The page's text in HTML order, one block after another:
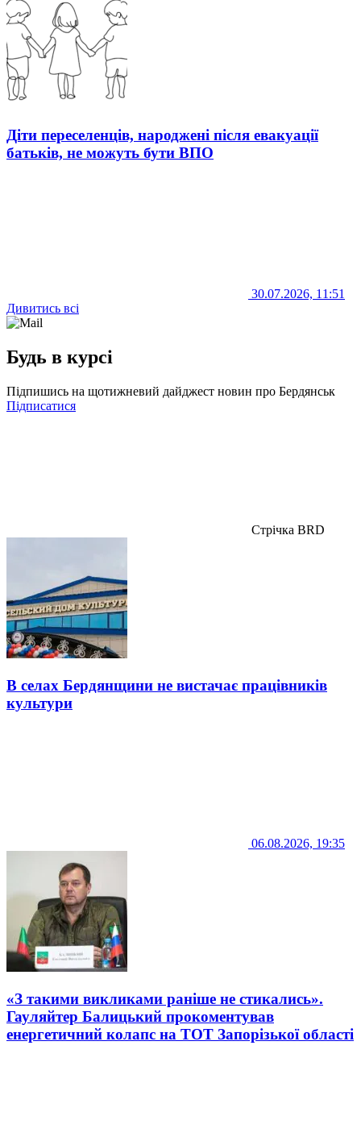
Діти переселенців, народжені після евакуації
батьків, не можуть бути ВПО
30.07.2026, 11:51
Дивитись всі
Будь в курсі
Підпишись на щотижневий дайджест новин про Бердянськ
Підписатися
Стрічка BRD
В селах Бердянщини не вистачає працівників
культури
06.08.2026, 19:35
«З такими викликами раніше не стикались».
Гауляйтер Балицький прокоментував
енергетичний колапс на ТОТ Запорізької області